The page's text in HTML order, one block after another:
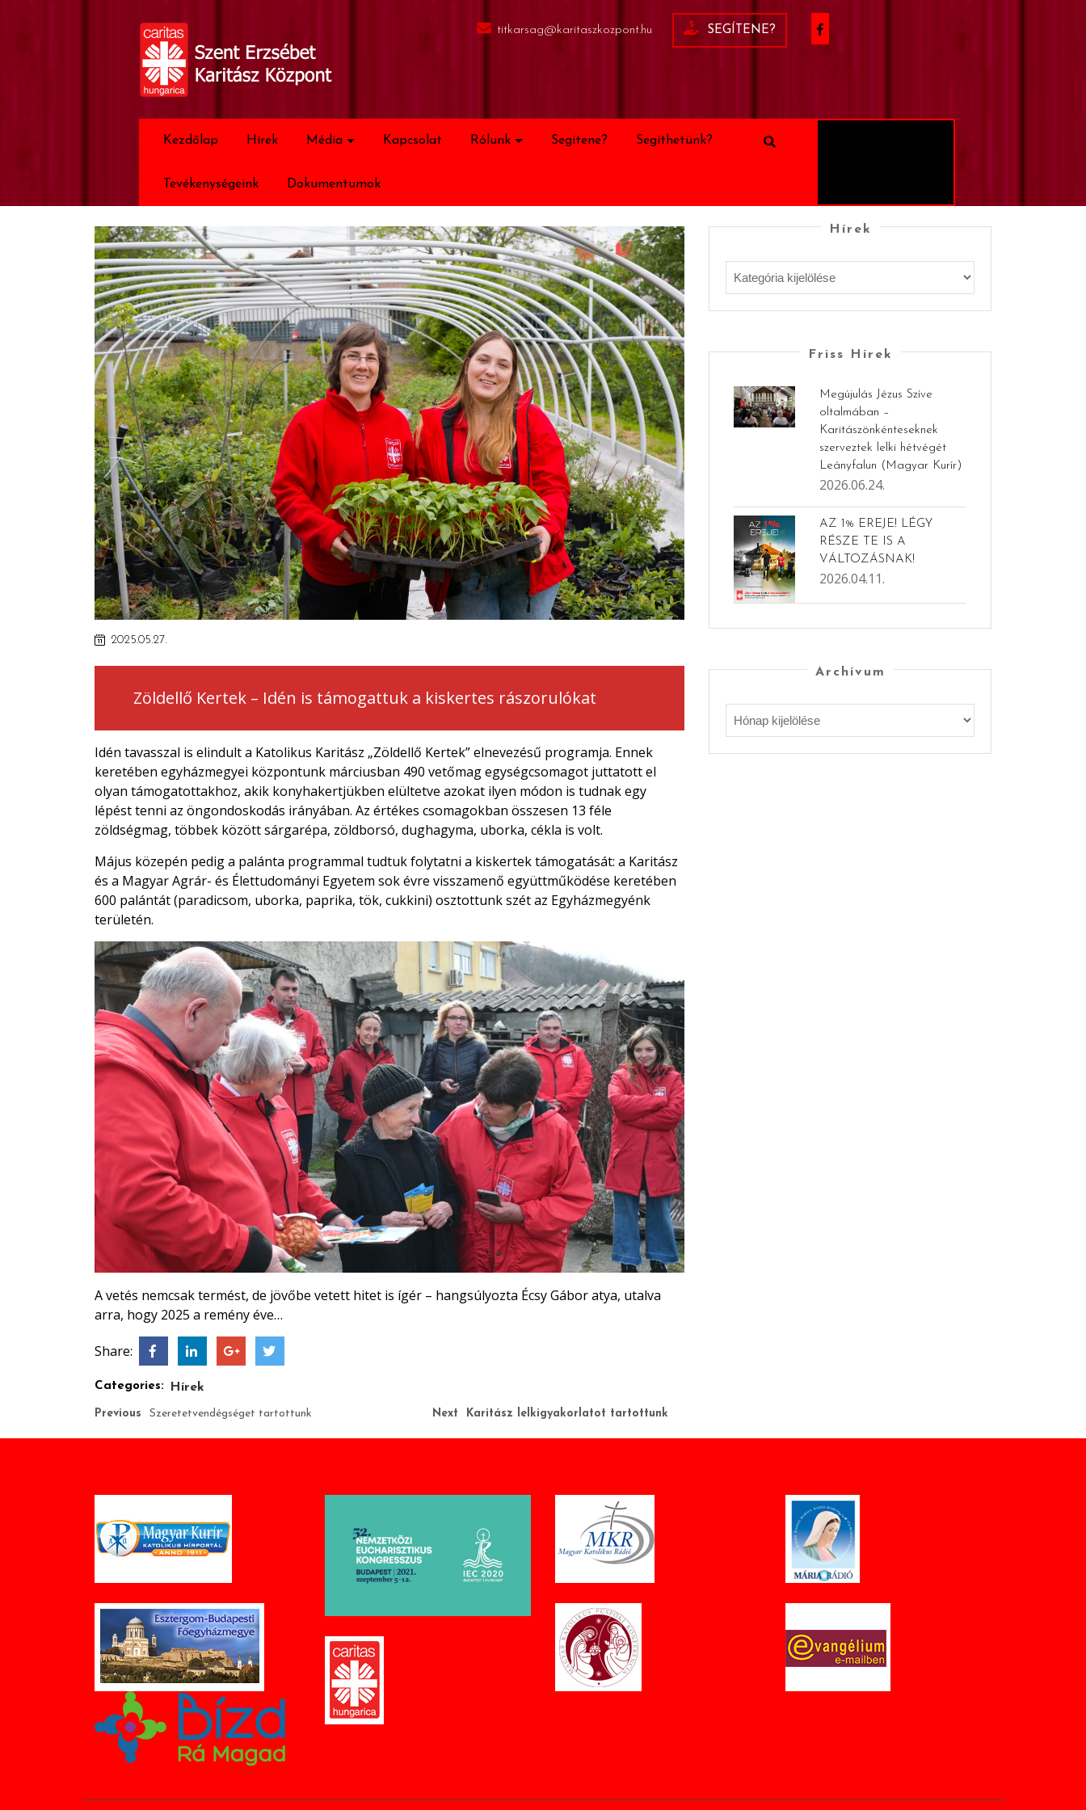
titkarsag@karitaszkozpont.hu SEGÍTENE?
Kezdőlap Hírek Média Kapcsolat Rólunk Segítene? Segíthetünk?
Tevékenységeink Dokumentumok
2025.05.27.
Zöldellő Kertek – Idén is támogattuk a kiskertes rászorulókat
Idén tavasszal is elindult a Katolikus Karitász „Zöldellő Kertek” elnevezésű programja. Ennek
keretében egyházmegyei központunk márciusban 490 vetőmag egységcsomagot juttatott el
olyan támogatottakhoz, akik konyhakertjükben elültetve azokat ilyen módon is tudnak egy
lépést tenni az öngondoskodás irányában. Az értékes csomagokban összesen 13 féle
zöldségmag, többek között sárgarépa, zöldborsó, dughagyma, uborka, cékla is volt.
Május közepén pedig a palánta programmal tudtuk folytatni a kiskertek támogatását: a Karitász
és a Magyar Agrár- és Élettudományi Egyetem sok évre visszamenő együttműködése keretében
600 palántát (paradicsom, uborka, paprika, tök, cukkini) osztottunk szét az Egyházmegyénk
területén.
A vetés nemcsak termést, de jövőbe vetett hitet is ígér – hangsúlyozta Écsy Gábor atya, utalva
arra, hogy 2025 a remény éve…
Share:
Categories: Hírek
Previous Szeretetvendégséget tartottunk Next Karitász lelkigyakorlatot tartottunk
Hírek
Friss Hírek
Megújulás Jézus Szíve
oltalmában –
Karitászönkénteseknek
szerveztek lelki hétvégét
Leányfalun (Magyar Kurír)
2026.06.24.
AZ 1% EREJE! LÉGY
RÉSZE TE IS A
VÁLTOZÁSNAK!
2026.04.11.
Archívum